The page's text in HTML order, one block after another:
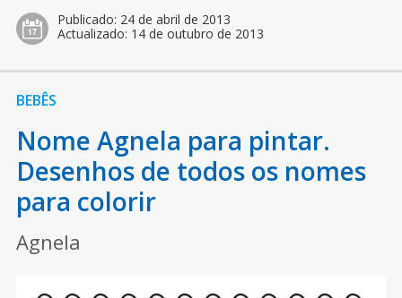
Publicado: 24 de abril de 2013
Actualizado: 14 de outubro de 2013
BEBÊS
Nome Agnela para pintar.
Desenhos de todos os nomes
para colorir
Agnela